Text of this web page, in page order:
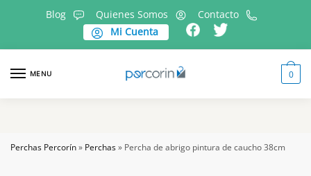
Blog Quienes Somos
Contacto
Mi Cuenta
MENU 0
Perchas Percorín» Perchas» Percha de abrigo pintura de caucho 38cm